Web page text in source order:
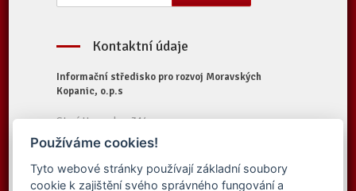
Kontaktní údaje
Informační středisko pro rozvoj Moravských
Kopanic, o.p.s
Starý Hrozenkov 314
687 74 Starý Hrozenkov
Tel.:+420 572 696 323
E-mail:
iskopanice@iskopanice.cz
Používáme cookies!
Tyto webové stránky používají základní soubory
cookie k zajištění svého správného fungování a